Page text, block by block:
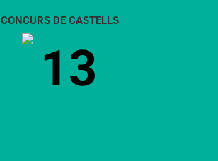
CONCURS DE CASTELLS
13